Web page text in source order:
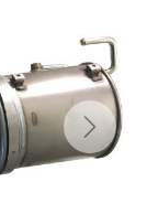
Next